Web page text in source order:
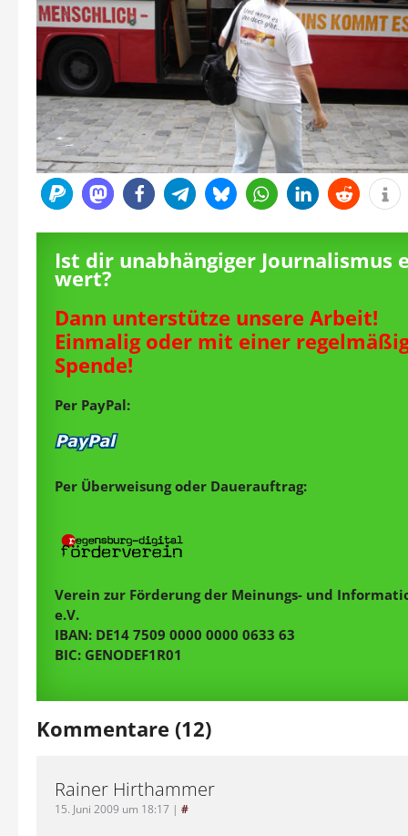
Ist dir unabhängiger Journalismus
wert?
Dann unterstütze unsere Arbeit!
Einmalig oder mit einer
Spende!
Per PayPal:
Per Überweisung oder Dauerauftrag:
Verein zur Förderung der Meinungs- und
e.V.
IBAN: DE14 7509 0000 0000 0633 63
BIC: GENODEF1R01
Kommentare (12)
Rainer Hirthammer
15. Juni 2009 um 18:17 | #